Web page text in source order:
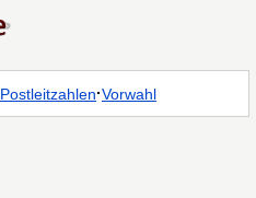
Postleitzahlen·Vorwahl